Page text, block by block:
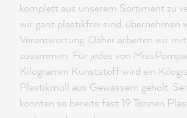
komplett aus unserem Sortiment zu
wir ganz plastikfrei sind, übernehmen
Verantwortung. Daher arbeiten wir
zusammen: Für jedes von
Kilogramm Kunststoff wird ein
Plastikmüll aus Gewässern geholt.
konnten so bereits fast 19 Tonnen